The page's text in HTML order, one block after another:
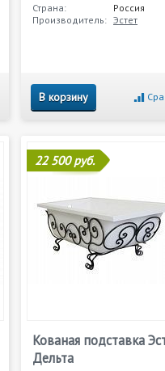
Страна:
Россия
Производитель: Эстет
В корзину
22 500 руб.
Кованая подставка
Дельта